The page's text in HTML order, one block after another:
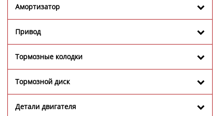
Амортизатор
Привод
Тормозные колодки
Тормозной диск
Детали двигателя